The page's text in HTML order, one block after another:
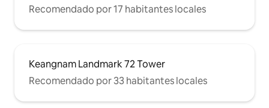
Recomendado por 17 habitantes locales
Keangnam Landmark 72 Tower
Recomendado por 33 habitantes locales